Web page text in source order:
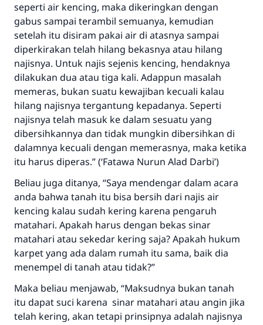
seperti air kencing, maka dikeringkan dengan
gabus sampai terambil semuanya, kemudian
setelah itu disiram pakai air di atasnya sampai
diperkirakan telah hilang bekasnya atau hilang
najisnya. Untuk najis sejenis kencing, hendaknya
dilakukan dua atau tiga kali. Adappun masalah
memeras, bukan suatu kewajiban kecuali kalau
hilang najisnya tergantung kepadanya. Seperti
najisnya telah masuk ke dalam sesuatu yang
dibersihkannya dan tidak mungkin dibersihkan di
dalamnya kecuali dengan memerasnya, maka ketika
itu harus diperas.” (‘Fatawa Nurun Alad Darbi’)
Beliau juga ditanya, “Saya mendengar dalam acara
anda bahwa tanah itu bisa bersih dari najis air
kencing kalau sudah kering karena pengaruh
matahari. Apakah harus dengan bekas sinar
matahari atau sekedar kering saja? Apakah hukum
karpet yang ada dalam rumah itu sama, baik dia
menempel di tanah atau tidak?”
Maka beliau menjawab, “Maksudnya bukan tanah
itu dapat suci karena sinar matahari atau angin jika
telah kering, akan tetapi prinsipnya adalah najisnya